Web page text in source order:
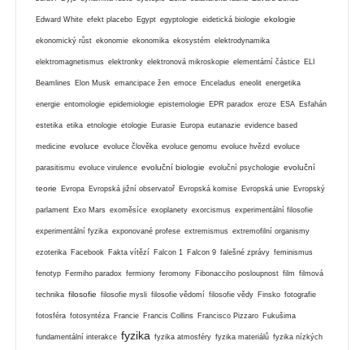
Edward White efekt placebo Egypt egyptologie eidetická biologie ekologie
ekonomický růst ekonomie ekonomika ekosystém elektrodynamika
elektromagnetismus elektronky elektronová mikroskopie elementární částice ELI
Beamlines Elon Musk emancipace žen emoce Enceladus eneolit energetika
energie entomologie epidemiologie epistemologie EPR paradox eroze ESA Esfahán
estetika etika etnologie etologie Eurasie Europa eutanazie evidence based
medicine evoluce evoluce člověka evoluce genomu evoluce hvězd evoluce
parasitismu evoluce virulence evoluční biologie evoluční psychologie evoluční
teorie Evropa Evropská jižní observatoř Evropská komise Evropská unie Evropský
parlament Exo Mars exoměsíce exoplanety exorcismus experimentální filosofie
experimentální fyzika exponované profese extremismus extremofilní organismy
ezoterika Facebook Fakta vítězí Falcon 1 Falcon 9 falešné zprávy feminismus
fenotyp Fermiho paradox fermiony feromony Fibonacciho posloupnost film filmová
technika filosofie filosofie mysli filosofie vědomí filosofie vědy Finsko fotografie
fotosféra fotosyntéza Francie Francis Collins Francisco Pizzaro Fukušima
fundamentální interakce fyzika fyzika atmosféry fyzika materiálů fyzika nízkých